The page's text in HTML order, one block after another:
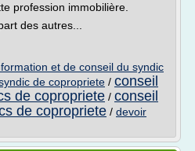
profession immobilière.
des autres...
et de conseil du syndic
de copropriete / conseil
de copropriete / conseil
de copropriete / devoir